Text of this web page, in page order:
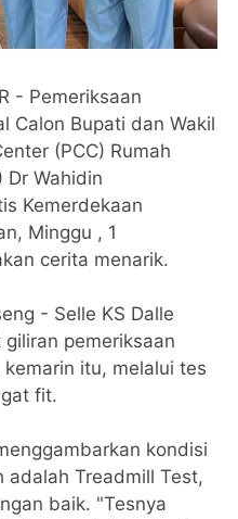
- Pemeriksaan
Calon Bupati dan Wakil
(PCC) Rumah
Dr Wahidin
Kemerdekaan
Minggu , 1
cerita menarik.
- Selle KS Dalle
giliran pemeriksaan
itu, melalui tes
fit.
kondisi
adalah Treadmill Test,
baik. "Tesnya